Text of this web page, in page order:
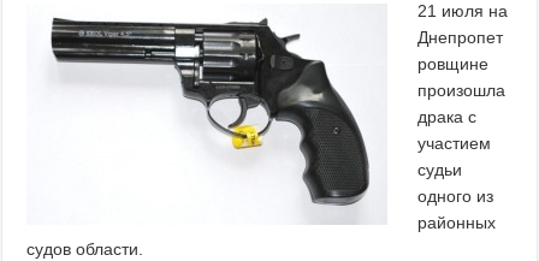
21 июля на
Днепропет
ровщине
произошла
драка с
участием
судьи
одного из
районных
судов области.